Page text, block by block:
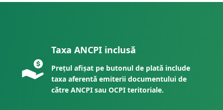
Taxa ANCPI inclusă
Prețul afișat pe butonul de plată include
taxa aferentă emiterii documentului de
către ANCPI sau OCPI teritoriale.